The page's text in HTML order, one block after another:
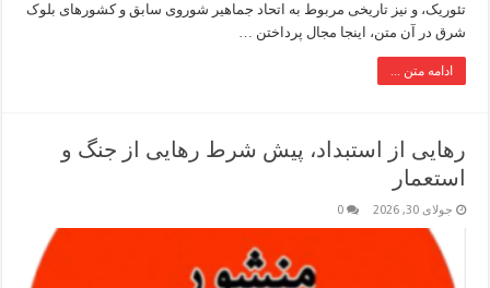
تئوریک، و نیز تاریخی مربوط به اتحاد جماهیر شوروی سابق و کشورهای بلوک
شرق در آن متن، اینجا مجال پرداختن …
ادامه متن ...
رهایی از استبداد، پیش شرط رهایی از جنگ و
استعمار
جولای 30, 2026 0